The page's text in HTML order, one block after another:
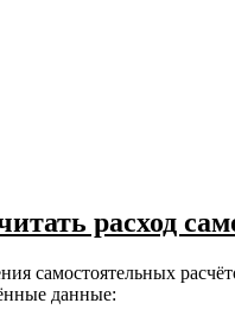
расход
самостоятельных
данные: